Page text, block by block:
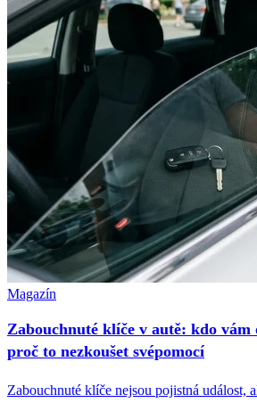
Magazín
Zabouchnuté klíče v autě: kdo vám
proč to nezkoušet svépomocí
Zabouchnuté klíče nejsou pojistná událost,